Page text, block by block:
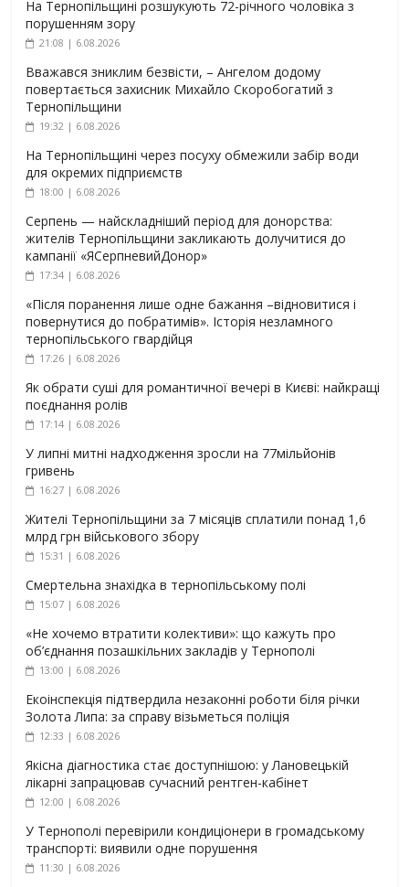
На Тернопільщині розшукують 72-річного чоловіка з
порушенням зору
21:08 | 6.08.2026
Вважався зниклим безвісти, – Ангелом додому
повертається захисник Михайло Скоробогатий з
Тернопільщини
19:32 | 6.08.2026
На Тернопільщині через посуху обмежили забір води
для окремих підприємств
18:00 | 6.08.2026
Серпень — найскладніший період для донорства:
жителів Тернопільщини закликають долучитися до
кампанії «ЯСерпневийДонор»
17:34 | 6.08.2026
«Після поранення лише одне бажання –відновитися і
повернутися до побратимів». Історія незламного
тернопільського гвардійця
17:26 | 6.08.2026
Як обрати суші для романтичної вечері в Києві: найкращі
поєднання ролів
17:14 | 6.08.2026
У липні митні надходження зросли на 77мільйонів
гривень
16:27 | 6.08.2026
Жителі Тернопільщини за 7 місяців сплатили понад 1,6
млрд грн військового збору
15:31 | 6.08.2026
Смертельна знахідка в тернопільському полі
15:07 | 6.08.2026
«Не хочемо втратити колективи»: що кажуть про
об’єднання позашкільних закладів у Тернополі
13:00 | 6.08.2026
Екоінспекція підтвердила незаконні роботи біля річки
Золота Липа: за справу візьметься поліція
12:33 | 6.08.2026
Якісна діагностика стає доступнішою: у Лановецькій
лікарні запрацював сучасний рентген-кабінет
12:00 | 6.08.2026
У Тернополі перевірили кондиціонери в громадському
транспорті: виявили одне порушення
11:30 | 6.08.2026